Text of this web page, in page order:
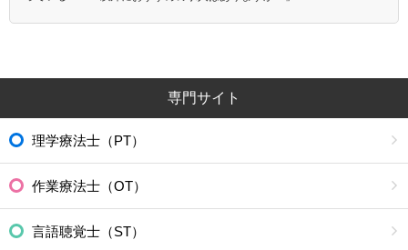
専門サイト
理学療法士（PT）
作業療法士（OT）
言語聴覚士（ST）